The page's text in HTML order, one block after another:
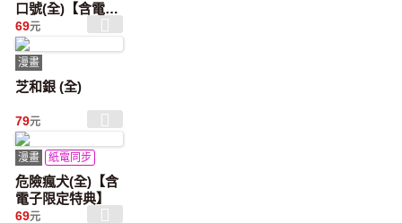
口號(全)【含電子
限定特典】
69元
漫畫
芝和銀 (全)
79元
漫畫 紙電同步
危險瘋犬(全)【含
電子限定特典】
69元